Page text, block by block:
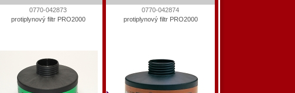
0770-042873
protiplynový filtr PRO2000
0770-042874
protiplynový filtr PRO2000